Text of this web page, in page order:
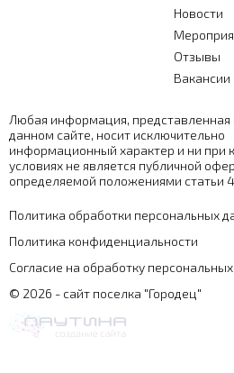
Новости
Отзывы
Вакансии
Любая информация, представленная
данном сайте, носит исключительно
информационный характер и ни при
условиях не является публичной
определяемой положениями статьи
Политика обработки персональных
Политика конфиденциальности
Согласие на обработку
© 2026 - сайт поселка "Городец"